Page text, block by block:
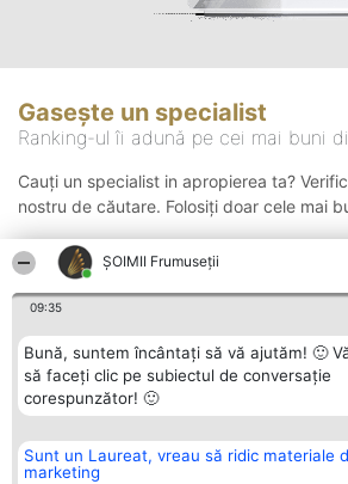
ȘOIMII Frumuseții
09:35
Bună, suntem încântați să vă ajutăm! 🙂
să faceți clic pe subiectul de conversație
corespunzător! 🙂
Sunt un Laureat, vreau să ridic materiale
marketing
Gasește un specialist
Ranking-ul îi adună pe cei mai buni
Cauți un specialist in apropierea ta?
nostru de căutare. Folosiți doar cele mai
Organizator Ranking
BRIGHT SOLUTIONS BR SRL
Plebiscyt